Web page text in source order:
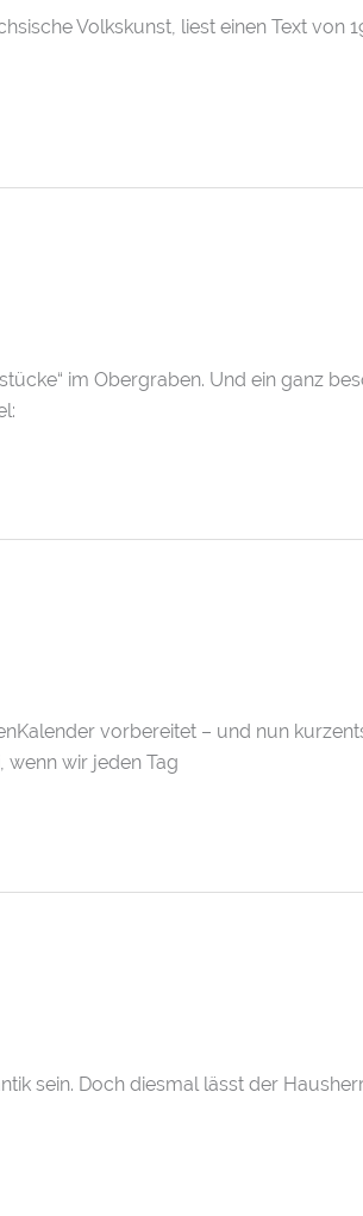
Volkskunst, liest einen Text von
im Obergraben. Und ein ganz
vorbereitet – und nun
wenn wir jeden Tag
sein. Doch diesmal lässt der